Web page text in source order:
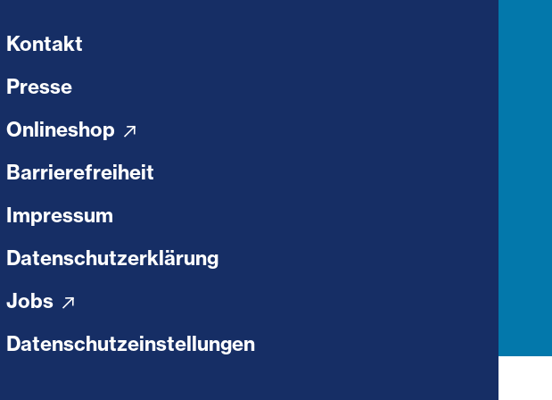
Kontakt
Presse
Onlineshop
Barrierefreiheit
Impressum
Datenschutzerklärung
Jobs
Datenschutzeinstellungen